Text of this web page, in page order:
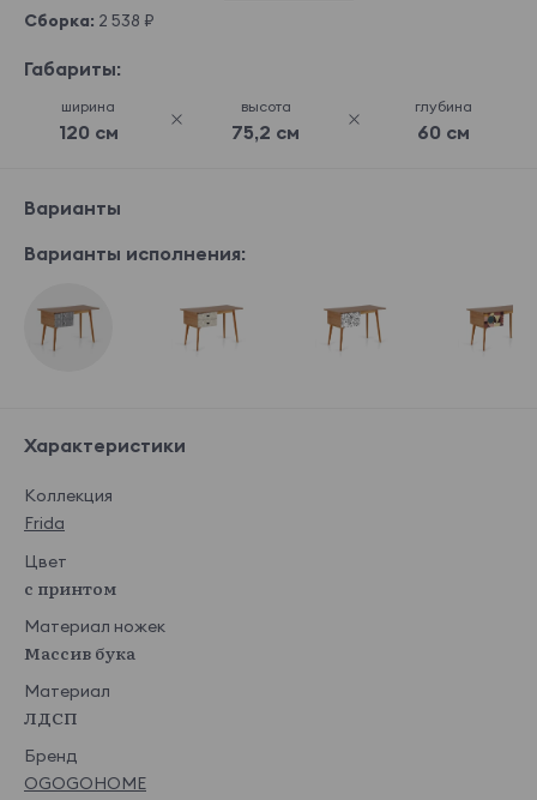
Сборка: 2 538 ₽
Габариты:
ширина
120 см
высота
75,2 см
глубина
60 см
Варианты
Варианты исполнения:
Характеристики
Коллекция
Frida
Цвет
с принтом
Материал ножек
Массив бука
Материал
ЛДСП
Бренд
OGOGOHOME